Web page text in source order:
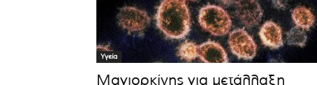
Υγεία
Μαγιορκίνης για μετάλλαξη